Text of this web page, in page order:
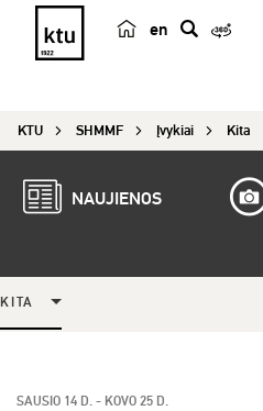
en
e
KTU SHMMF Įvykiai Kita
NAUJIENOS
KITA
SAUSIO 14 D. - KOVO 25 D.